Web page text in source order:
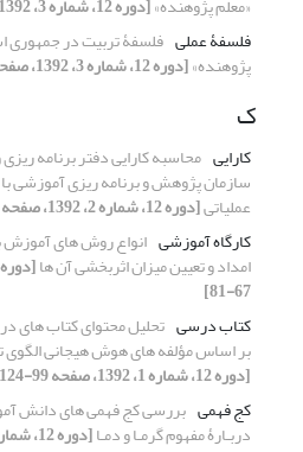
فلسفۀ عملی فلسفۀ تربیت در جمهوری
پژوهنده»[دوره 12، شماره 3، 1392، صفحه 7-25]
ک
کارایی محاسبه کارایی دفتر برنامه
سازمان پژوهش و برنامه ریزی آموزشی
عملیاتی[دوره 12، شماره 2، 1392، صفحه 51-78]
کارگاه آموزشی انواع روش های آموزش
امداد و تعیین میزان اثربخشی آن ها
67-81]
کتاب درسی تحلیل محتوای کتاب های
بر اساس مؤلفه های هوش هیجانی الگوی
[دوره 12، شماره 1، 1392، صفحه 99-124]
کج فهمی بررسی کج فهمی های دانش
دربـارۀ مفهوم گرمـا و دمـا[دوره 12، شماره 4، 1392، صفحه 93-110]